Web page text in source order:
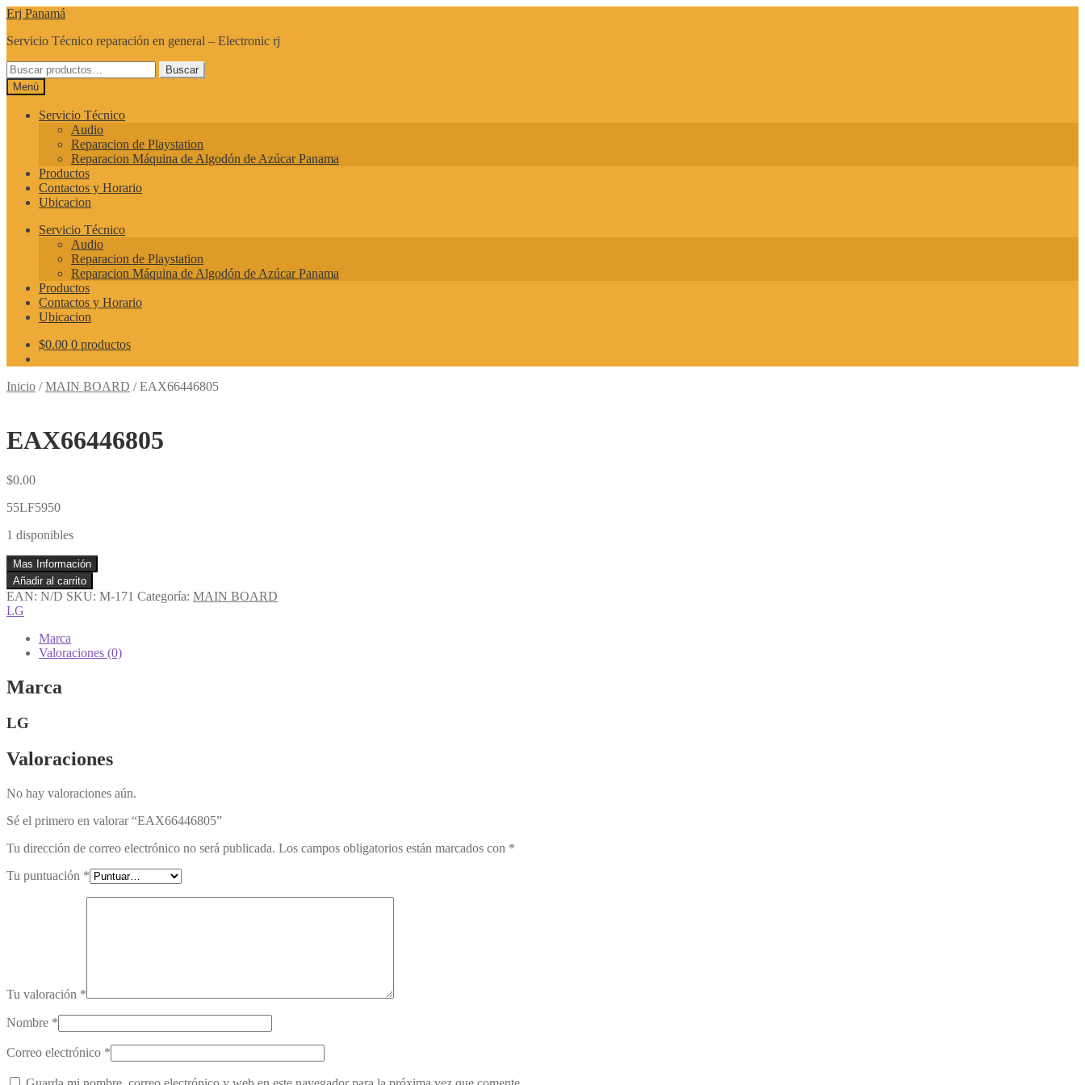
Ir
la
Ir
contenido
Erj Panamá
Servicio Técnico reparación en general – Electronic rj
Buscar
por:
Buscar
Menú
Servicio Técnico
Audio
Reparacion de Playstation
Reparacion Máquina de Algodón de Azúcar Panama
Productos
Contactos y Horario
Ubicacion
Servicio Técnico
Audio
Reparacion de Playstation
Reparacion Máquina de Algodón de Azúcar Panama
Productos
Contactos y Horario
Ubicacion
$0.00 0 productos
Inicio /MAIN BOARD /EAX66446805
EAX66446805
$0.00
55LF5950
1 disponibles
Mas Información
EAX66446805
cantidad
Añadir al carrito
EAN: N/D SKU: M-171 Categoría: MAIN BOARD
LG
Marca
Valoraciones (0)
Marca
LG
Valoraciones
No hay valoraciones aún.
Sé el primero en valorar “EAX66446805”
Tu dirección de correo electrónico no será publicada. Los campos obligatorios están marcados con *
Tu puntuación *
Tu valoración *
Nombre *
Correo electrónico *